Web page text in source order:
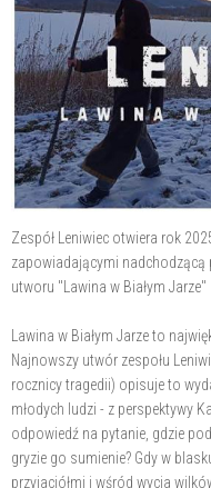
Zespół Leniwiec otwiera rok
zapowiadającymi nadchodzącą
utworu "Lawina w Białym Jarze"
Lawina w Białym Jarze to
Najnowszy utwór zespołu
rocznicy tragedii) opisuje to
młodych ludzi - z perspektywy
odpowiedź na pytanie, gdzie
gryzie go sumienie? Gdy w
przyjaciółmi i wśród wycia